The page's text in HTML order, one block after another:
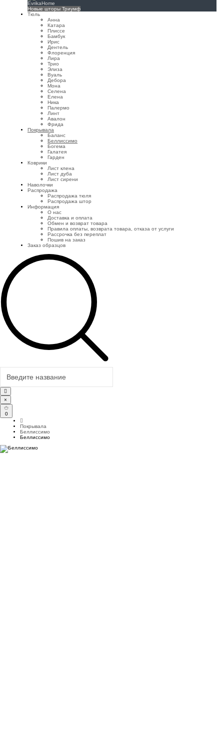
EvrikaHome
Новые шторы Триумф
Тюль
Анна
Катара
Плиссе
Бамбук
Ирис
Дентель
Флоренция
Лира
Трио
Элиза
Вуаль
Дебора
Мона
Селена
Елена
Ника
Палермо
Линт
Авалон
Фрида
Покрывала
Баланс
Беллиссимо
Богема
Галатея
Гарден
Коврики
Лист клена
Лист дуба
Лист сирени
Наволочки
Распродажа
Распродажа тюля
Распродажа штор
Информация
О нас
Доставка и оплата
Обмен и возврат товара
Правила оплаты, возврата товара, отказа от услуги
Рассрочка без переплат
Пошив на заказ
Заказ образцов
×
0
Покрывала
Беллиссимо
Беллиссимо